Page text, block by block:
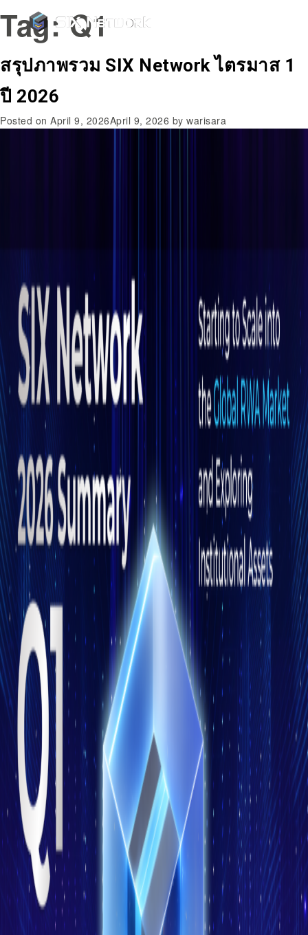
Tag:Q1
สรุปภาพรวม SIX Network ไตรมาส 1
ปี 2026
Posted on April 9, 2026April 9, 2026 by warisara